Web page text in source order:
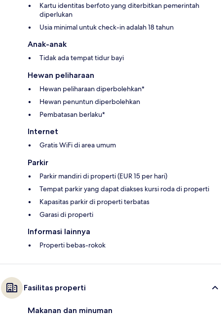
Kartu identitas berfoto yang diterbitkan pemerintah
diperlukan
Usia minimal untuk check-in adalah 18 tahun
Anak-anak
Tidak ada tempat tidur bayi
Hewan peliharaan
Hewan peliharaan diperbolehkan*
Hewan penuntun diperbolehkan
Pembatasan berlaku*
Internet
Gratis WiFi di area umum
Parkir
Parkir mandiri di properti (EUR 15 per hari)
Tempat parkir yang dapat diakses kursi roda di properti
Kapasitas parkir di properti terbatas
Garasi di properti
Informasi lainnya
Properti bebas-rokok
Fasilitas properti
Makanan dan minuman